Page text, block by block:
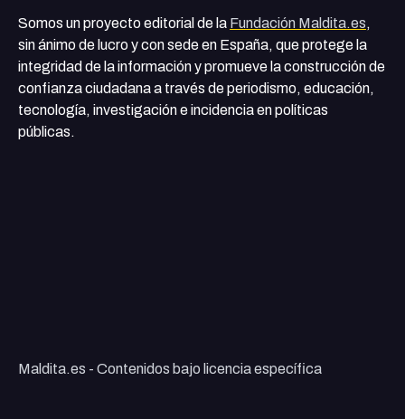
Somos un proyecto editorial de la Fundación Maldita.es,
sin ánimo de lucro y con sede en España, que protege la
integridad de la información y promueve la construcción de
confianza ciudadana a través de periodismo, educación,
tecnología, investigación e incidencia en políticas
públicas.
Maldita.es - Contenidos bajo licencia específica